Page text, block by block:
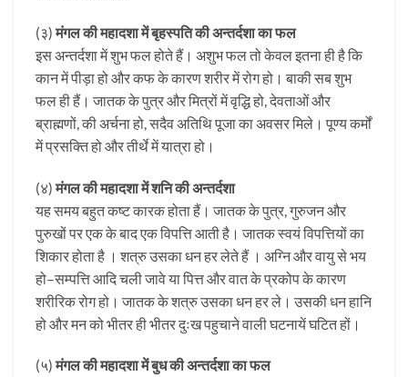
(३)मंगल की महादशा में बृहस्पति की अन्तर्दशा का फल
इस अन्तर्दशा में शुभ फल होते हैं। अशुभ फल तो केवल इतना ही है कि
कान में पीड़ा हो और कफ के कारण शरीर में रोग हो। बाकी सब शुभ
फल ही हैं। जातक के पुत्र और मित्रों में वृद्धि हो, देवताओं और
ब्राह्मणों, की अर्चना हो, सदैव अतिथि पूजा का अवसर मिले। पूण्य कर्मों
में प्रसक्ति हो और तीर्थे में यात्रा हो।
(४)मंगल की महादशा में शनि की अन्तर्दशा
यह समय बहुत कष्ट कारक होता हैं। जातक के पुत्र, गुरुजन और
पुरुखों पर एक के बाद एक विपत्ति आती है। जातक स्वयं विपत्तियों का
शिकार होता है । शत्रु उसका धन हर लेते हैं । अग्नि और वायु से भय
हो–सम्पत्ति आदि चली जावे या पित्त और वात के प्रकोप के कारण
शरीरिक रोग हो। जातक के शत्रु उसका धन हर ले। उसकी धन हानि
हो और मन को भीतर ही भीतर दुःख पहुचाने वाली घटनायें घटित हों।
(५)मंगल की महादशा में बुध की अन्तर्दशा का फल